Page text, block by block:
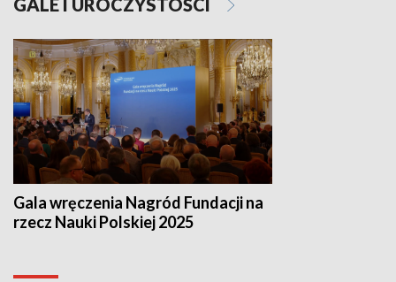
Gala wręczenia Nagród Fundacji na
rzecz Nauki Polskiej 2025